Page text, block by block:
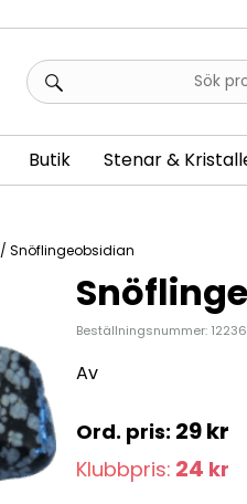
Sök
efter:
Butik Stenar &
/ Snöflingeobsidian
Beställningsnummer:
Av
29kr
Klubbpris: 24 kr